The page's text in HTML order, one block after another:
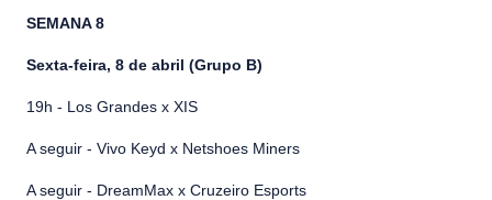
SEMANA 8
Sexta-feira, 8 de abril (Grupo B)
19h - Los Grandes x XIS
A seguir - Vivo Keyd x Netshoes Miners
A seguir - DreamMax x Cruzeiro Esports